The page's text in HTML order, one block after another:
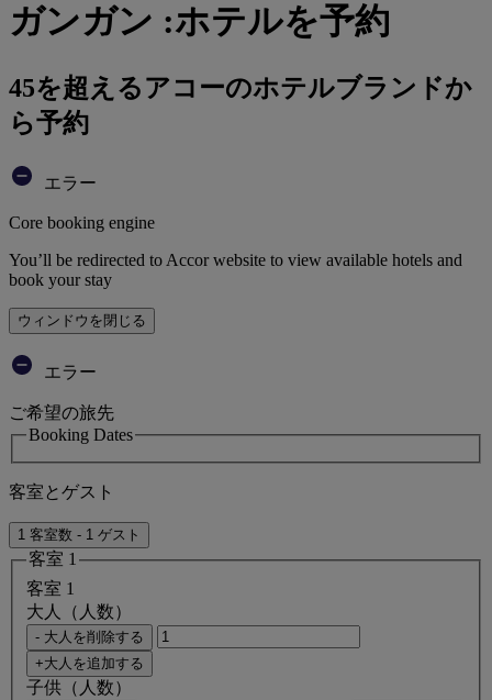
ガンガン :ホテルを予約
45を超えるアコーのホテルブランドか
ら予約
エラー
Core booking engine
You’ll be redirected to Accor website to view available hotels and
book your stay
ウィンドウを閉じる
エラー
ご希望の旅先
Booking Dates
客室とゲスト
1 客室数 - 1 ゲスト
客室 1
客室 1
大人（人数）
- 大人を削除する
+大人を追加する
子供（人数）